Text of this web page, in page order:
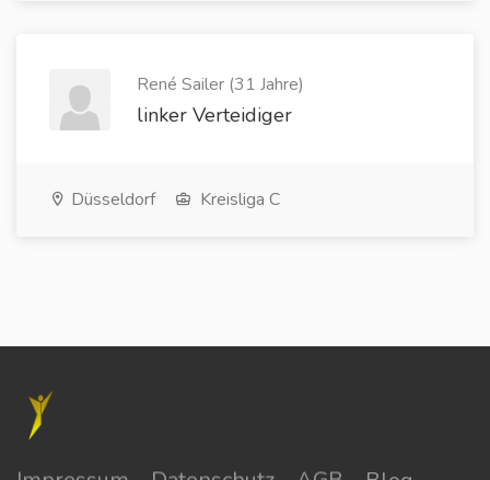
René Sailer (31 Jahre)
linker Verteidiger
Düsseldorf Kreisliga C